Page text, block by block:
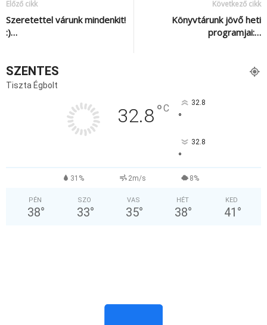
Előző cikk
Szeretettel várunk mindenkit!
:)…
Következő cikk
Könyvtárunk jövő heti
programjai:…
SZENTES
Tiszta Égbolt
32.8°C 32.8
°
32.8
°
31% 2m/s 8%
PÉN
38°
SZO
33°
VAS
35°
HÉT
38°
KED
41 °